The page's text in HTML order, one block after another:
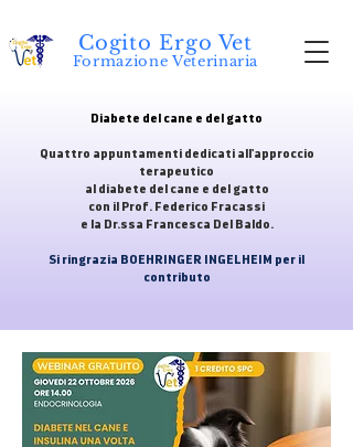
Cogito Ergo Vet
Formazione Veterinaria
Diabete del cane e del gatto
Quattro appuntamenti dedicati all'approccio
terapeutico
al diabete del cane e del gatto
con il Prof. Federico Fracassi
e la Dr.ssa Francesca Del Baldo.
Si ringrazia BOEHRINGER INGELHEIM per il
contributo